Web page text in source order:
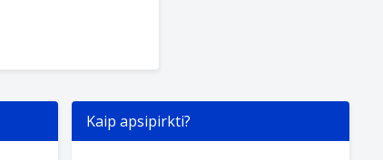
Kaip apsipirkti?